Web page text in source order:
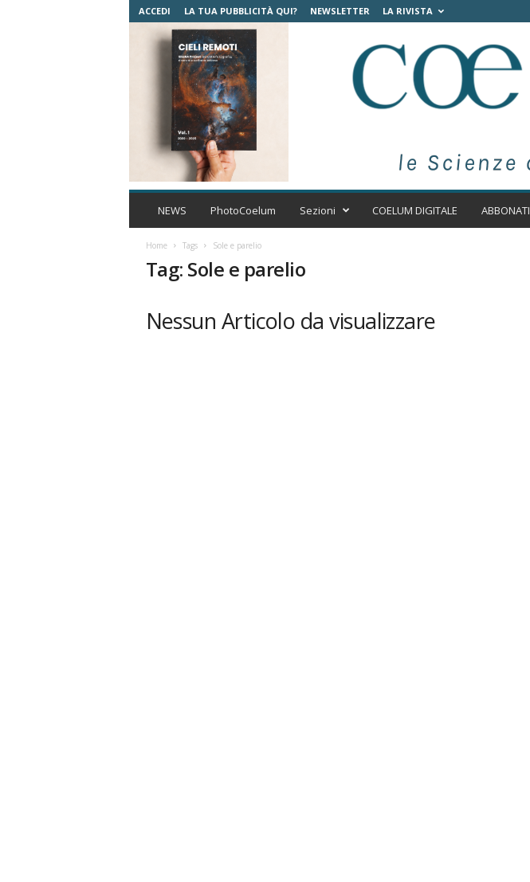
ACCEDI LA TUA PUBBLICITÀ QUI? NEWSLETTER LA RIVISTA
C
m
t
NEWS PhotoCoelum Sezioni COELUM DIGITALE ABBONATI
Home Tags Sole e parelio
Tag: Sole e parelio
Nessun Articolo da visualizzare